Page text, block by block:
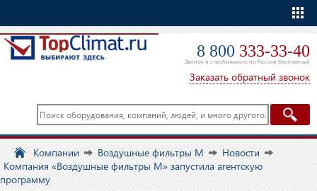
8 800 333-33-40
Звонок и с мобильного по России бесплатный
Заказать обратный звонок
Компании Воздушные фильтры М
Новости
Компания «Воздушные фильтры М» запустила агентскую
программу